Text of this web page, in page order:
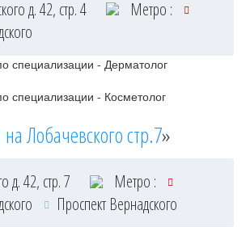
д. 42, стр. 4
Метро :
специализации - Дерматолог
специализации - Косметолог
Лобачевского стр.7»
д. 42, стр. 7
Метро :
Проспект Вернадского